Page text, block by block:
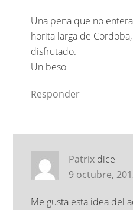
Una pena que no
horita larga de
disfrutado.
Un beso
Responder
Patrix dice
9 octubre,
Me gusta esta idea del